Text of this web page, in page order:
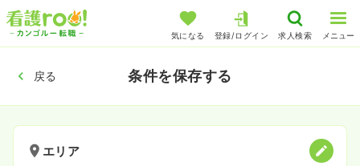
気になる 登録/ログイン 求人検索 メニュー
戻る 条件を保存する
エリア